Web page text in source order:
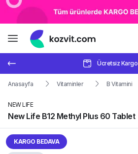
Ücretsiz Kargo
Anasayfa Vitaminler B Vitamini
NEW LIFE
New Life B12 Methyl Plus 60 Tablet
KARGO BEDAVA